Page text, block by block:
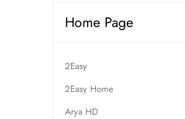
Home Page
2Easy
2Easy Home
Arya HD